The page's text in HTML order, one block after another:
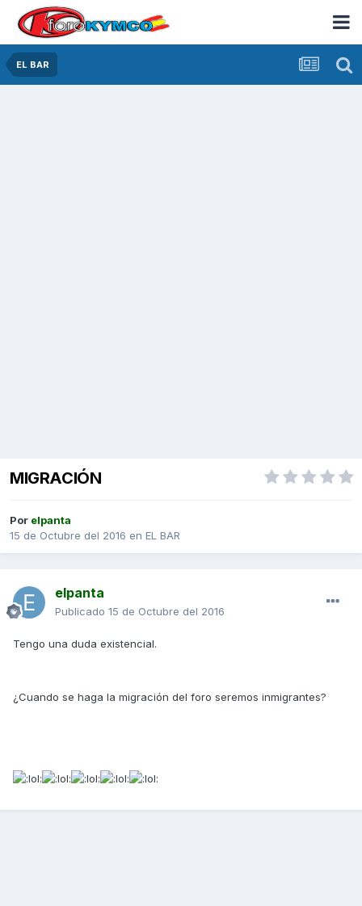
EL BAR
MIGRACIÓN
Por elpanta
15 de Octubre del 2016 en EL BAR
elpanta
Publicado 15 de Octubre del 2016
Tengo una duda existencial.
¿Cuando se haga la migración del foro seremos inmigrantes?